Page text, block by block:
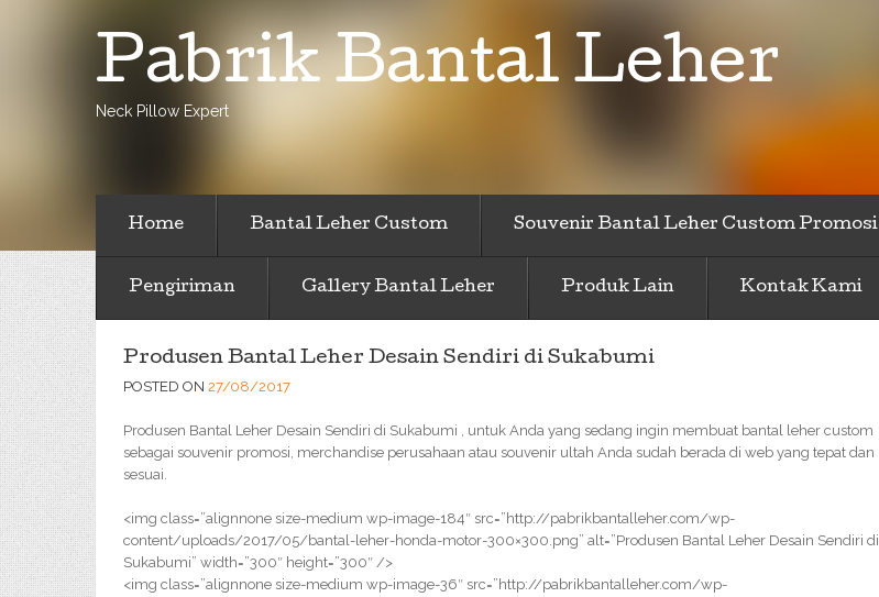
Pabrik Bantal Leher
Neck Pillow Expert
Home Bantal Leher Custom Souvenir Bantal Leher Custom Promosi
Pengiriman Gallery Bantal Leher Produk Lain Kontak Kami
Produsen Bantal Leher Desain Sendiri di Sukabumi
POSTED ON 27/08/2017
Produsen Bantal Leher Desain Sendiri di Sukabumi , untuk Anda yang sedang ingin membuat bantal leher custom
sebagai souvenir promosi, merchandise perusahaan atau souvenir ultah Anda sudah berada di web yang tepat dan
sesuai.
<img class=”alignnone size-medium wp-image-184″ src=”http://pabrikbantalleher.com/wp-
content/uploads/2017/05/bantal-leher-honda-motor-300×300.png” alt=”Produsen Bantal Leher Desain Sendiri di
Sukabumi” width=”300″ height=”300″ />
<img class=”alignnone size-medium wp-image-36″ src=”http://pabrikbantalleher.com/wp-